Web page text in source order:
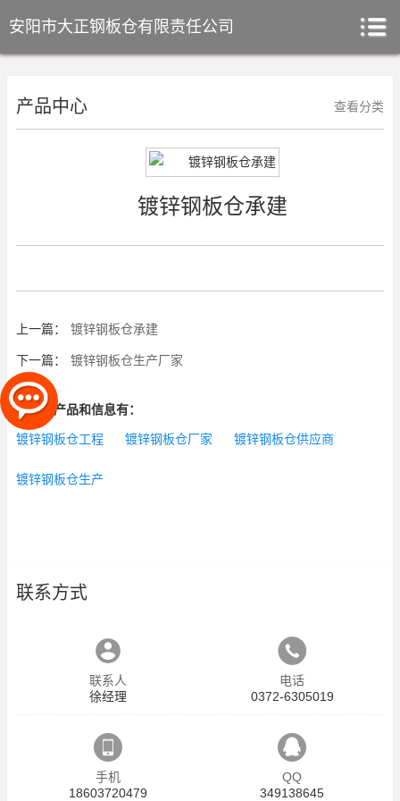
安阳市大正钢板仓有限责任公司
产品中心 查看分类
镀锌钢板仓承建
上一篇： 镀锌钢板仓承建
下一篇： 镀锌钢板仓生产厂家
相关的产品和信息有：
镀锌钢板仓工程 镀锌钢板仓厂家 镀锌钢板仓供应商
镀锌钢板仓生产
联系方式
联系人
徐经理
电话
0372-6305019
手机
18603720479
QQ
349138645